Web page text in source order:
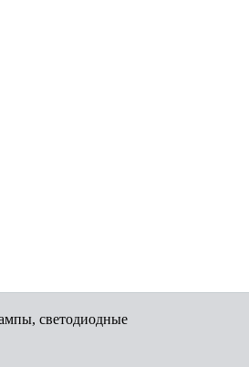
светодиодные